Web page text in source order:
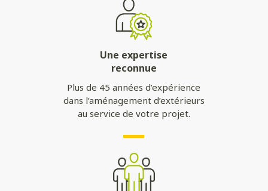
Une expertise
reconnue
Plus de 45 années d’expérience
dans l’aménagement d’extérieurs
au service de votre projet.